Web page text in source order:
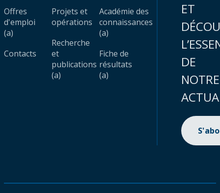
Offres
d'emploi
(a)
Contacts
Projets et
opérations
Recherche
et
publications
(a)
Académie des
connaissances
(a)
Fiche de
résultats
(a)
ET
DE
NOTRE